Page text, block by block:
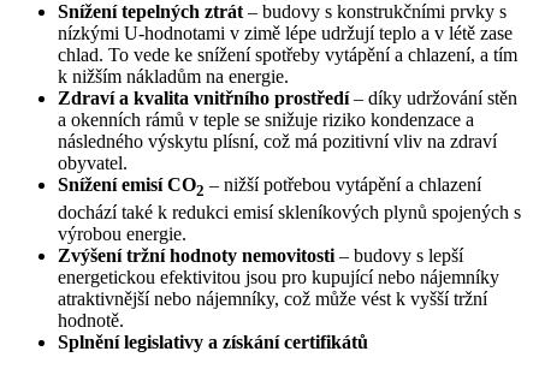
Snížení tepelných ztrát– budovy s konstrukčními prvky s
nízkými U-hodnotami v zimě lépe udržují teplo a v létě zase
chlad. To vede ke snížení spotřeby vytápění a chlazení, a tím
k nižším nákladům na energie.
Zdraví a kvalita vnitřního prostředí– díky udržování stěn
a okenních rámů v teple se snižuje riziko kondenzace a
následného výskytu plísní, což má pozitivní vliv na zdraví
obyvatel.
Snížení emisí CO2 – nižší potřebou vytápění a chlazení
dochází také k redukci emisí skleníkových plynů spojených s
výrobou energie.
Zvýšení tržní hodnoty nemovitosti – budovy s lepší
energetickou efektivitou jsou pro kupující nebo nájemníky
atraktivnější nebo nájemníky, což může vést k vyšší tržní
hodnotě.
Splnění legislativy a získání certifikátů